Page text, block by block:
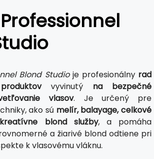
Blond Studioje profesionálny rad
vyvinutý na bezpečné
vlasov. Je určený pre
ako sú melír, balayage, celkové
blond služby, a pomáha
a žiarivé blond odtiene pri
k vlasovému vláknu.